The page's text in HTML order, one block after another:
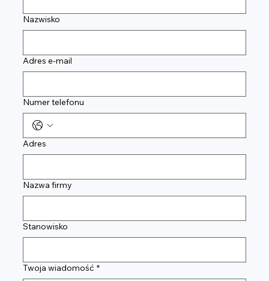
Nazwisko
Adres e-mail
Numer telefonu
Adres
Nazwa firmy
Stanowisko
Twoja wiadomość *